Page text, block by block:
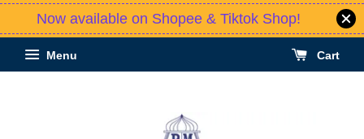
Now available on Shopee & Tiktok Shop!
Menu Cart